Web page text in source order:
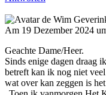
Am 19 Dezember 2024
Geachte Dame/Heer.
Sinds enige dagen draag
betreft kan ik nog niet
wat over kan zeggen is